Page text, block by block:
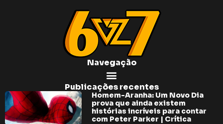
Navegação
Publicações recentes
Homem-Aranha: Um Novo Dia
prova que ainda existem
histórias incríveis para contar
com Peter Parker | Crítica